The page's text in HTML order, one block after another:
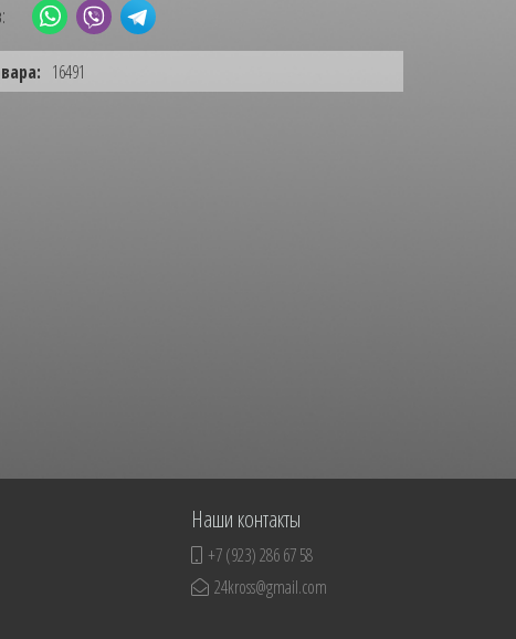
16491
Наши контакты
+7 (923) 286 67 58
24kross@gmail.com